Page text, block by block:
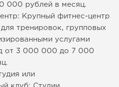
000 рублей в месяц.
Крупный фитнес-центр
тренировок, групповых
услугами
от 3 000 000 до 7 000
или